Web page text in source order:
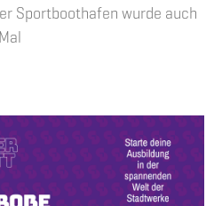
Sportboothafen wurde auch